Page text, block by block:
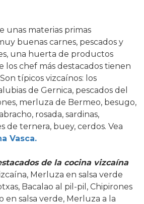
unas materias primas
buenas carnes, pescados y
una huerta de productos
los chef más destacados tienen
típicos vizcaínos: los
de Gernica, pescados del
merluza de Bermeo, besugo,
rosada, sardinas,
de ternera, buey, cerdos. Vea
Vasca.
de la cocina vizcaína
Merluza en salsa verde
Bacalao al pil-pil, Chipirones
en salsa verde, Merluza a la